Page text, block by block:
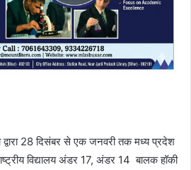
28 दिसंबर से एक जनवरी तक मध्य प्रदेश
विद्यालय अंडर 17, अंडर 14 बालक हॉकी